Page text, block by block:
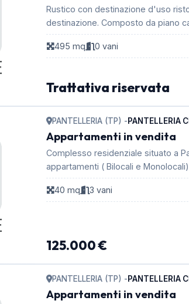
Rustico con destinazione d'uso
destinazione. Composto da piano
495 mq 0 vani
Trattativa riservata
PANTELLERIA (TP) -PANTELLERIA
Appartamenti in vendita
Complesso residenziale situato a
appartamenti ( Bilocali e
...
40 mq
3 vani
125.000 €
PANTELLERIA (TP) -PANTELLERIA
Appartamenti in vendita